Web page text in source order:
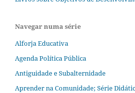
Navegar numa série
Alforja Educativa
Agenda Política Pública
Antiguidade e Subalternidade
Aprender na Comunidade; Série